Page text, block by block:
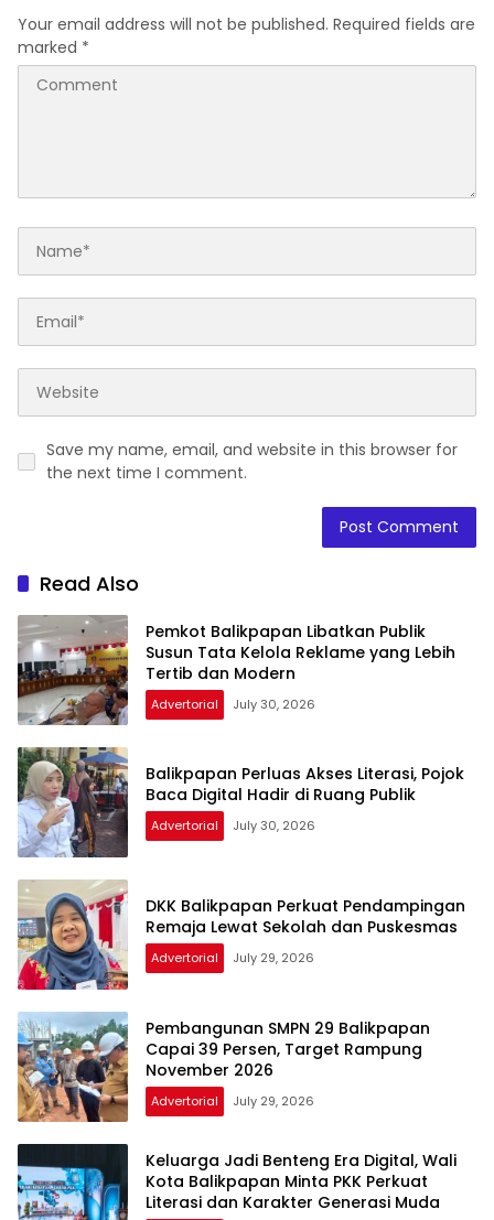
Your email address will not be published. Required fields are
marked *
Save my name, email, and website in this browser for
the next time I comment.
Read Also
Pemkot Balikpapan Libatkan Publik
Susun Tata Kelola Reklame yang Lebih
Tertib dan Modern
Advertorial July 30, 2026
Balikpapan Perluas Akses Literasi, Pojok
Baca Digital Hadir di Ruang Publik
Advertorial July 30, 2026
DKK Balikpapan Perkuat Pendampingan
Remaja Lewat Sekolah dan Puskesmas
Advertorial July 29, 2026
Pembangunan SMPN 29 Balikpapan
Capai 39 Persen, Target Rampung
November 2026
Advertorial July 29, 2026
Keluarga Jadi Benteng Era Digital, Wali
Kota Balikpapan Minta PKK Perkuat
Literasi dan Karakter Generasi Muda